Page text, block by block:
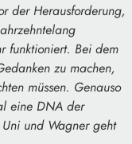
der Herausforderung,
funktioniert. Bei dem
zu machen,
müssen. Genauso
eine DNA der
und Wagner geht